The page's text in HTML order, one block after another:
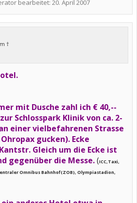
bearbeitet: 20. April 2007
†
mit Dusche zahl ich € 40,--
Schlosspark Klinik von ca. 2-
einer vielbefahrenen Strasse
gucken). Ecke
Gleich um die Ecke ist
gegenüber die Messe.(ICC,Taxi,
Omnibus Bahnhof(ZOB), Olympiastadion,